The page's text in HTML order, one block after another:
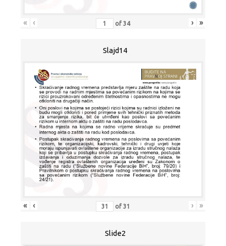
« ‹ of 34 › »
Slajd14
« ‹ of 31 › »
Slide2